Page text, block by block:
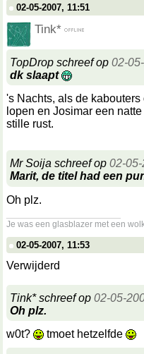
02-05-2007, 11:51
Tink*
TopDrop schreef op 02-
dk slaapt
's Nachts, als de
lopen en Josimar een
stille rust.
Mr Soija schreef op 02-05-
Marit, de titel had een
Oh plz.
Je was een glasblazer met een
02-05-2007, 11:53
Verwijderd
Tink* schreef op 02-05-
Oh plz.
w0t?
tmoet hetzelfde